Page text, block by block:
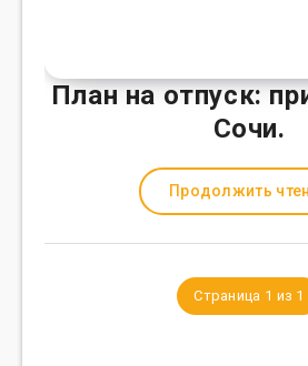
План на отпуск:
Сочи.
Продолжить
Страница 1 из 1